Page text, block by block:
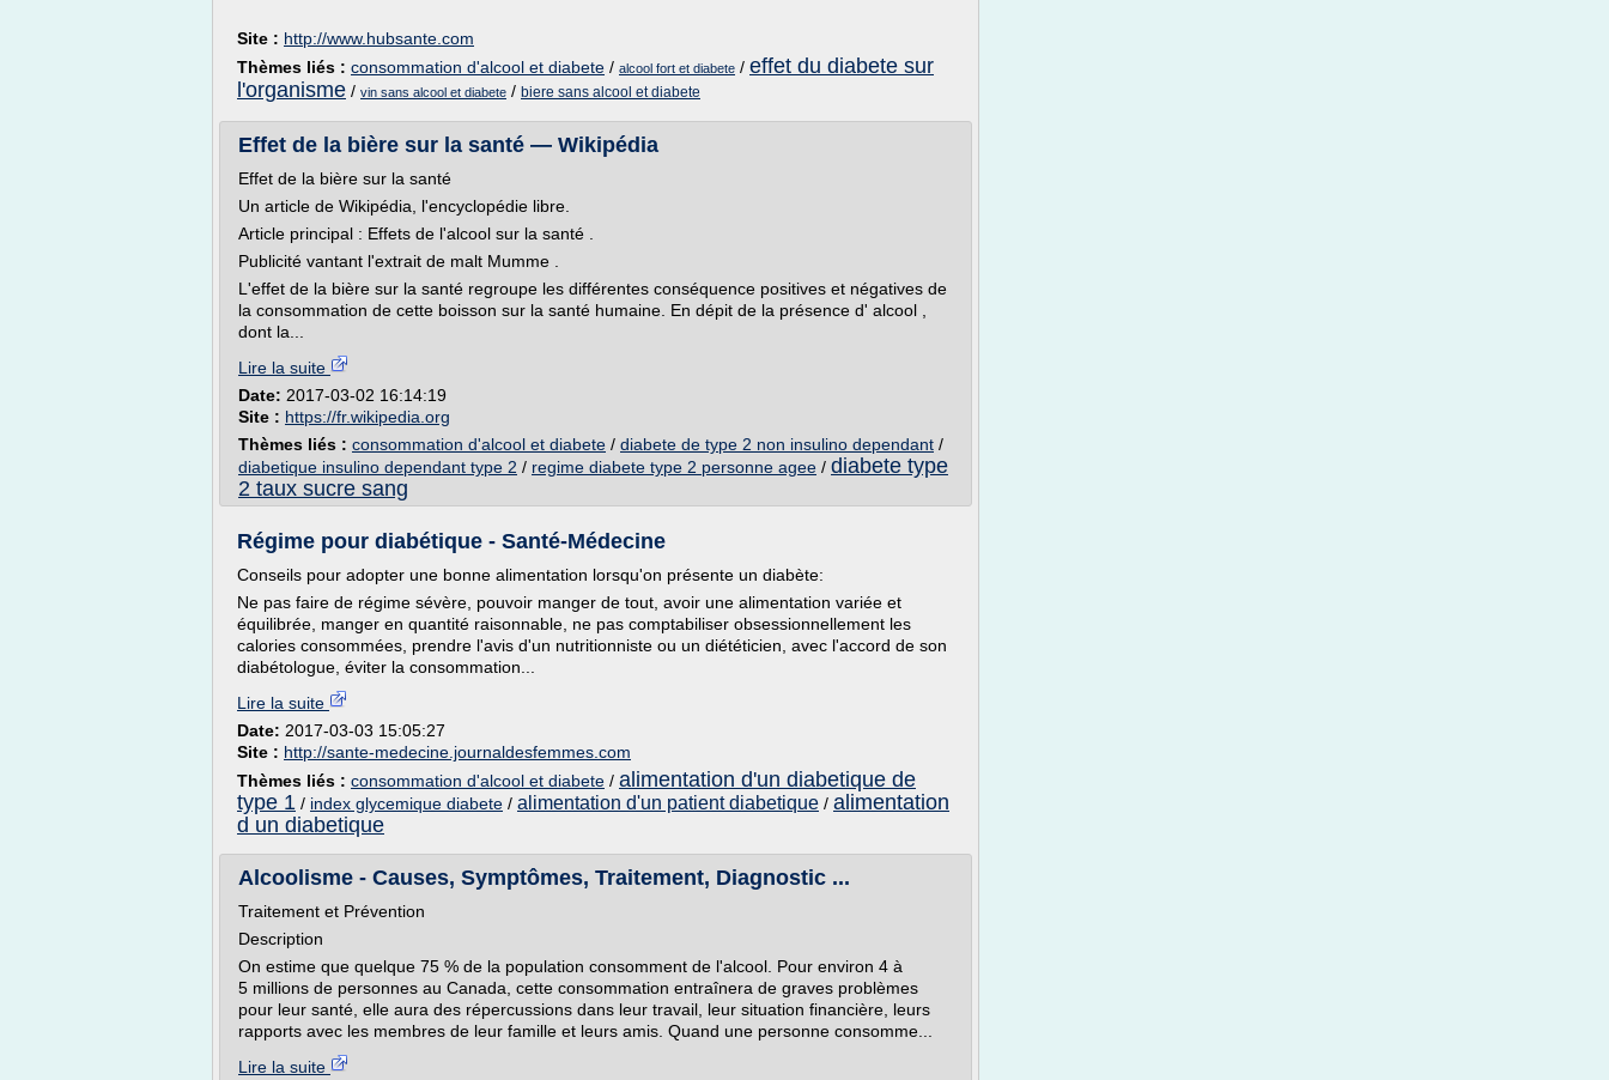
Site : http://www.hubsante.com
Thèmes liés : consommation d'alcool et diabete / alcool fort et diabete / effet du diabete sur
l'organisme / vin sans alcool et diabete / biere sans alcool et diabete
Effet de la bière sur la santé — Wikipédia
Effet de la bière sur la santé
Un article de Wikipédia, l'encyclopédie libre.
Article principal : Effets de l'alcool sur la santé .
Publicité vantant l'extrait de malt Mumme .
L'effet de la bière sur la santé regroupe les différentes conséquence positives et négatives de
la consommation de cette boisson sur la santé humaine. En dépit de la présence d' alcool ,
dont la...
Lire la suite
Date: 2017-03-02 16:14:19
Site : https://fr.wikipedia.org
Thèmes liés : consommation d'alcool et diabete / diabete de type 2 non insulino dependant /
diabetique insulino dependant type 2 / regime diabete type 2 personne agee / diabete type
2 taux sucre sang
Régime pour diabétique - Santé-Médecine
Conseils pour adopter une bonne alimentation lorsqu'on présente un diabète:
Ne pas faire de régime sévère, pouvoir manger de tout, avoir une alimentation variée et
équilibrée, manger en quantité raisonnable, ne pas comptabiliser obsessionnellement les
calories consommées, prendre l'avis d'un nutritionniste ou un diététicien, avec l'accord de son
diabétologue, éviter la consommation...
Lire la suite
Date: 2017-03-03 15:05:27
Site : http://sante-medecine.journaldesfemmes.com
Thèmes liés : consommation d'alcool et diabete / alimentation d'un diabetique de
type 1 / index glycemique diabete / alimentation d'un patient diabetique / alimentation
d un diabetique
Alcoolisme - Causes, Symptômes, Traitement, Diagnostic ...
Traitement et Prévention
Description
On estime que quelque 75 % de la population consomment de l'alcool. Pour environ 4 à
5 millions de personnes au Canada, cette consommation entraînera de graves problèmes
pour leur santé, elle aura des répercussions dans leur travail, leur situation financière, leurs
rapports avec les membres de leur famille et leurs amis. Quand une personne consomme...
Lire la suite